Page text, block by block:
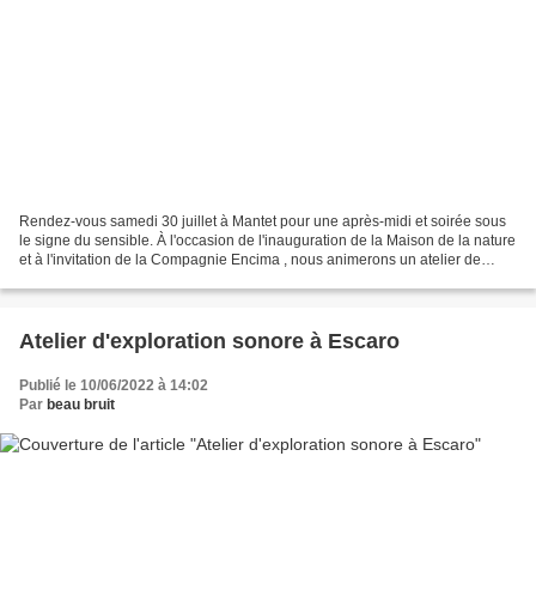
Rendez-vous samedi 30 juillet à Mantet pour une après-midi et soirée sous
le signe du sensible. À l'occasion de l'inauguration de la Maison de la nature
et à l'invitation de la Compagnie Encima , nous animerons un atelier de
Atelier d'exploration sonore à Escaro
Publié le 10/06/2022 à 14:02
Par beau bruit